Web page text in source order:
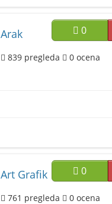
0
Arak
839 pregleda 0 ocena
0
Art Grafik
761 pregleda 0 ocena